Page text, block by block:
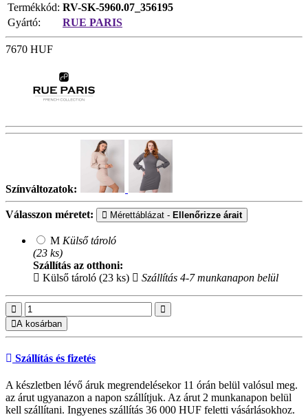
Termékkód: RV-SK-5960.07_356195
Gyártó:
RUE PARIS
7670 HUF
Színváltozatok:
Válasszon méretet: Mérettáblázat - Ellenőrizze árait
M Külső tároló
(23 ks)
Szállítás az otthoni:
Külső tároló (23 ks)
Szállítás 4-7 munkanapon belül
A kosárban
Szállítás és fizetés
A készletben lévő áruk megrendelésekor 11 órán belül valósul meg.
az árut ugyanazon a napon szállítjuk. Az árut 2 munkanapon belül
kell szállítani. Ingyenes szállítás 36 000 HUF feletti vásárlásokhoz.